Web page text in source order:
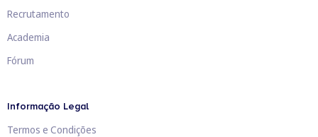
Recrutamento
Academia
Fórum
Informação Legal
Termos e Condições